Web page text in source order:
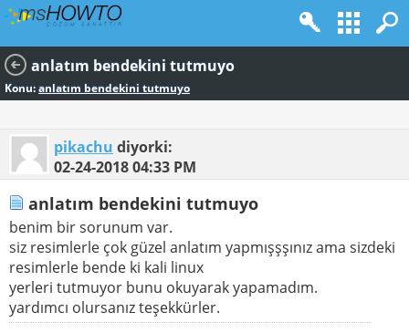
anlatım bendekini tutmuyo
Konu:anlatım bendekini tutmuyo
pikachu diyorki:
02-24-201804:33 PM
anlatım bendekini tutmuyo
benim bir sorunum var.
siz resimlerle çok güzel anlatım yapmışşşınız ama sizdeki
resimlerle bende ki kali linux
yerleri tutmuyor bunu okuyarak yapamadım.
yardımcı olursanız teşekkürler.